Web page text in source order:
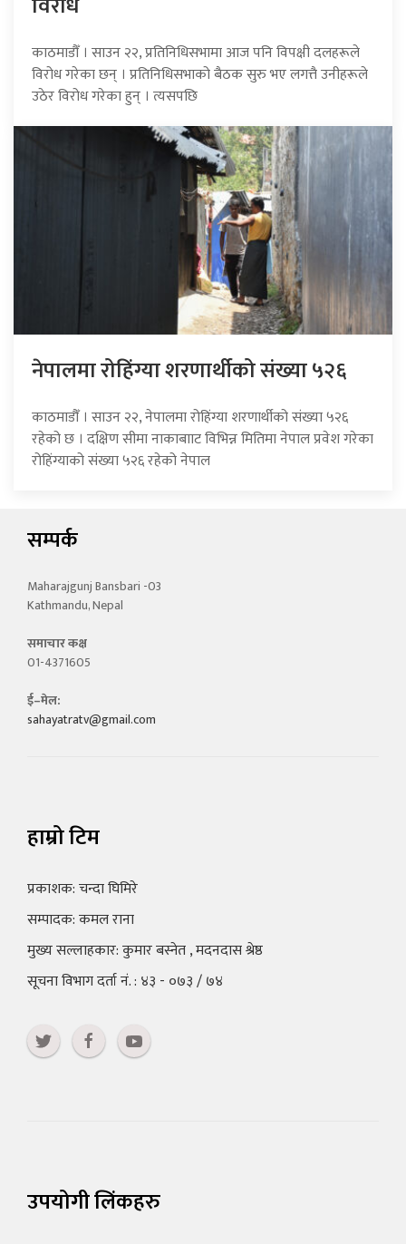
काठमाडौँ । साउन २२, प्रतिनिधिसभामा आज पनि विपक्षी दलहरूले
विरोध गरेका छन् । प्रतिनिधिसभाको बैठक सुरु भए लगत्तै उनीहरूले
उठेर विरोध गरेका हुन् । त्यसपछि
नेपालमा रोहिंग्या शरणार्थीको संख्या ५२६
काठमाडौँ । साउन २२, नेपालमा रोहिंग्या शरणार्थीको संख्या ५२६
रहेको छ । दक्षिण सीमा नाकाबााट विभिन्न मितिमा नेपाल प्रवेश गरेका
रोहिंग्याको संख्या ५२६ रहेको नेपाल
सम्पर्क
Maharajgunj Bansbari -03
Kathmandu, Nepal
समाचार कक्ष
01-4371605
ई–मेल:
sahayatratv@gmail.com
हाम्रो टिम
प्रकाशक: चन्दा घिमिरे
सम्पादक: कमल राना
मुख्य सल्लाहकार: कुमार बस्नेत , मदनदास श्रेष्ठ
सूचना विभाग दर्ता नं. : ४३ - ०७३ / ७४
उपयोगी लिंकहरु